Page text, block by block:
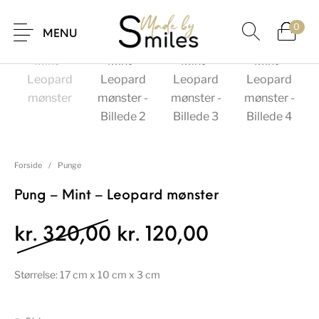
MENU
0
UDSALG
Forside / Punge
Pung – Mint – Leopard mønster
kr. 320,00 Den oprindelige
kr. 120,00
Størrelse: 17 cm x 10 cm x 3 cm